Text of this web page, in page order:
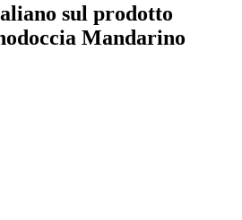
sul prodotto
Mandarino